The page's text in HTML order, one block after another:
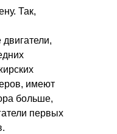
Так,
имеют
больше,
первых